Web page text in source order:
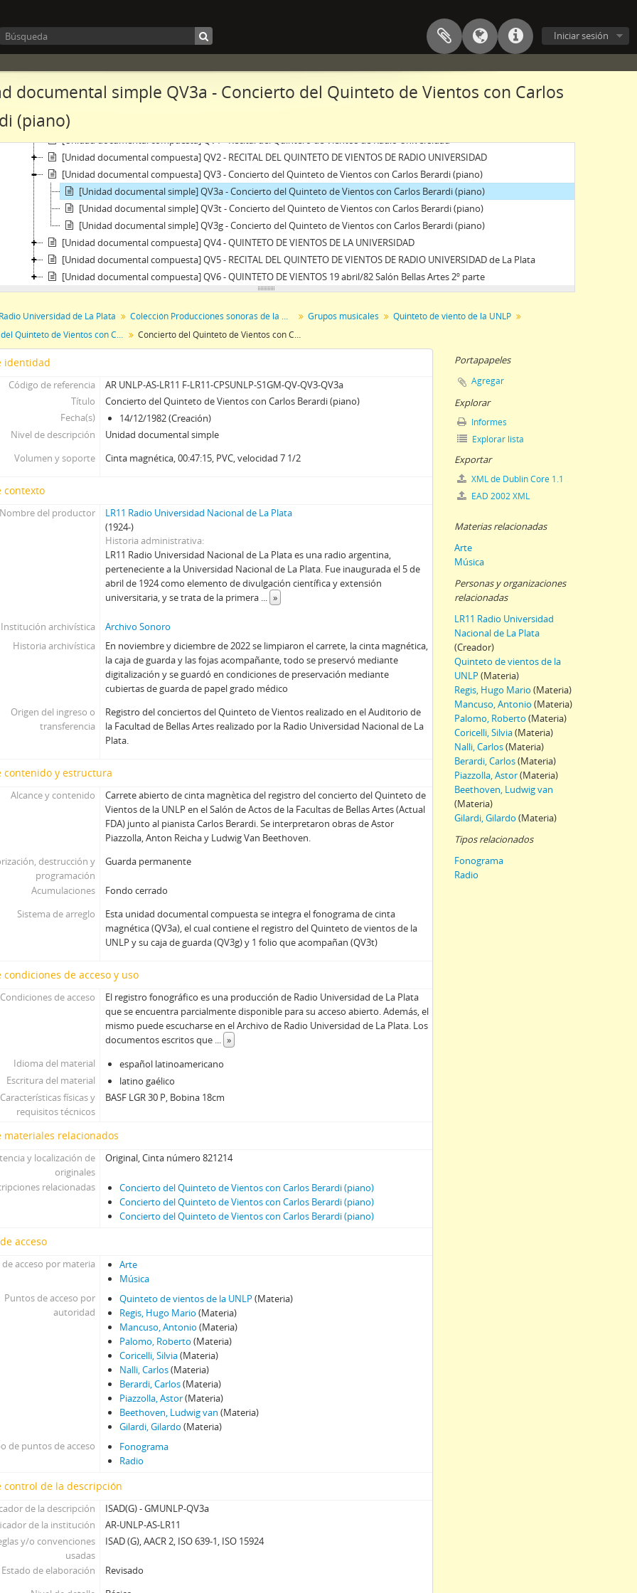
Iniciar sesión
documental simple QV3a - Concierto del Quinteto de Vientos con Carlos
(piano)
[Fondo] F- NB - Fondo Nelly Buscaglia
[Colección] CPSUNLP - Colección Producciones sonoras de la Universidad Nacional de La Plata
[Sección] S1GM - Grupos musicales
[Colección] CU - Coro Universitario
[Colección] OCU - Orquesta de cámara
[Colección] QV - Quinteto de viento de la UNLP
[Unidad documental compuesta] QV1 - Recital del Quintero de Vientos de Radio Universidad
[Unidad documental compuesta] QV2 - RECITAL DEL QUINTETO DE VIENTOS DE RADIO UNIVERSIDAD
[Unidad documental compuesta] QV3 - Concierto del Quinteto de Vientos con Carlos Berardi (piano)
[Unidad documental simple] QV3a - Concierto del Quinteto de Vientos con Carlos Berardi (piano)
[Unidad documental simple] QV3t - Concierto del Quinteto de Vientos con Carlos Berardi (piano)
[Unidad documental simple] QV3g - Concierto del Quinteto de Vientos con Carlos Berardi (piano)
[Unidad documental compuesta] QV4 - QUINTETO DE VIENTOS DE LA UNIVERSIDAD
[Unidad documental compuesta] QV5 - RECITAL DEL QUINTETO DE VIENTOS DE RADIO UNIVERSIDAD de La Plata
[Unidad documental compuesta] QV6 - QUINTETO DE VIENTOS 19 abril/82 Salón Bellas Artes 2º parte
Universidad de La Plata Colección Producciones sonoras de la Universidad Nacional de La Plata Grupos musicales
Quinteto de viento de la UNLP
Concierto del Quinteto de Vientos con Carlos Berardi (piano)
Concierto del Quinteto de Vientos con Carlos Berardi (piano)
identidad
Código de referencia
AR UNLP-AS-LR11 F-LR11-CPSUNLP-S1GM-QV-QV3-QV3a
Título
Concierto del Quinteto de Vientos con Carlos Berardi (piano)
Fecha(s)
14/12/1982 (Creación)
Nivel de descripción
Unidad documental simple
Volumen y soporte
Cinta magnética, 00:47:15, PVC, velocidad 7 1/2
contexto
Nombre del productor
LR11 Radio Universidad Nacional de La Plata
(1924-)
Historia administrativa
LR11 Radio Universidad Nacional de La Plata es una radio argentina,
perteneciente a la Universidad Nacional de La Plata. Fue inaugurada el 5 de
abril de 1924 como elemento de divulgación científica y extensión
universitaria, y se trata de la primera ... »
Institución archivística
Archivo Sonoro
Historia archivística
En noviembre y diciembre de 2022 se limpiaron el carrete, la cinta magnética,
la caja de guarda y las fojas acompañante, todo se preservó mediante
digitalización y se guardó en condiciones de preservación mediante
cubiertas de guarda de papel grado médico
Origen del ingreso o
transferencia
Registro del conciertos del Quinteto de Vientos realizado en el Auditorio de
la Facultad de Bellas Artes realizado por la Radio Universidad Nacional de La
Plata.
contenido y estructura
Alcance y contenido
Carrete abierto de cinta magnètica del registro del concierto del Quinteto de
Vientos de la UNLP en el Salón de Actos de la Facultas de Bellas Artes (Actual
FDA) junto al pianista Carlos Berardi. Se interpretaron obras de Astor
Piazzolla, Anton Reicha y Ludwig Van Beethoven.
destrucción y
programación
Guarda permanente
Acumulaciones
Fondo cerrado
Sistema de arreglo
Esta unidad documental compuesta se integra el fonograma de cinta
magnética (QV3a), el cual contiene el registro del Quinteto de vientos de la
UNLP y su caja de guarda (QV3g) y 1 folio que acompañan (QV3t)
condiciones de acceso y uso
Condiciones de acceso
El registro fonográfico es una producción de Radio Universidad de La Plata
que se encuentra parcialmente disponible para su acceso abierto. Además, el
mismo puede escucharse en el Archivo de Radio Universidad de La Plata. Los
documentos escritos que ... »
Idioma del material
español latinoamericano
Escritura del material
latino gaélico
Características físicas y
requisitos técnicos
BASF LGR 30 P, Bobina 18cm
materiales relacionados
y localización de
originales
Original, Cinta número 821214
relacionadas
Concierto del Quinteto de Vientos con Carlos Berardi (piano)
Concierto del Quinteto de Vientos con Carlos Berardi (piano)
Concierto del Quinteto de Vientos con Carlos Berardi (piano)
acceso
acceso por materia
Arte
Música
Puntos de acceso por
autoridad
Quinteto de vientos de la UNLP (Materia)
Regis, Hugo Mario (Materia)
Mancuso, Antonio (Materia)
Palomo, Roberto (Materia)
Coricelli, Silvia(Materia)
Nalli, Carlos(Materia)
Berardi, Carlos(Materia)
Piazzolla, Astor(Materia)
Beethoven, Ludwig van (Materia)
Gilardi, Gilardo (Materia)
de puntos de acceso
Fonograma
Radio
control de la descripción
de la descripción
ISAD(G) - GMUNLP-QV3a
de la institución
AR-UNLP-AS-LR11
y/o convenciones
usadas
ISAD (G), AACR 2, ISO 639-1, ISO 15924
Estado de elaboración
Revisado
Portapapeles
Agregar
Explorar
Informes
Explorar lista
Exportar
XML de Dublin Core 1.1
EAD 2002 XML
Materias relacionadas
Arte
Música
Personas y organizaciones
relacionadas
LR11 Radio Universidad
Nacional de La Plata
(Creador)
Quinteto de vientos de la
UNLP (Materia)
Regis, Hugo Mario (Materia)
Mancuso, Antonio (Materia)
Palomo, Roberto (Materia)
Coricelli, Silvia(Materia)
Nalli, Carlos(Materia)
Berardi, Carlos(Materia)
Piazzolla, Astor(Materia)
Beethoven, Ludwig van
(Materia)
Gilardi, Gilardo (Materia)
Tipos relacionados
Fonograma
Radio